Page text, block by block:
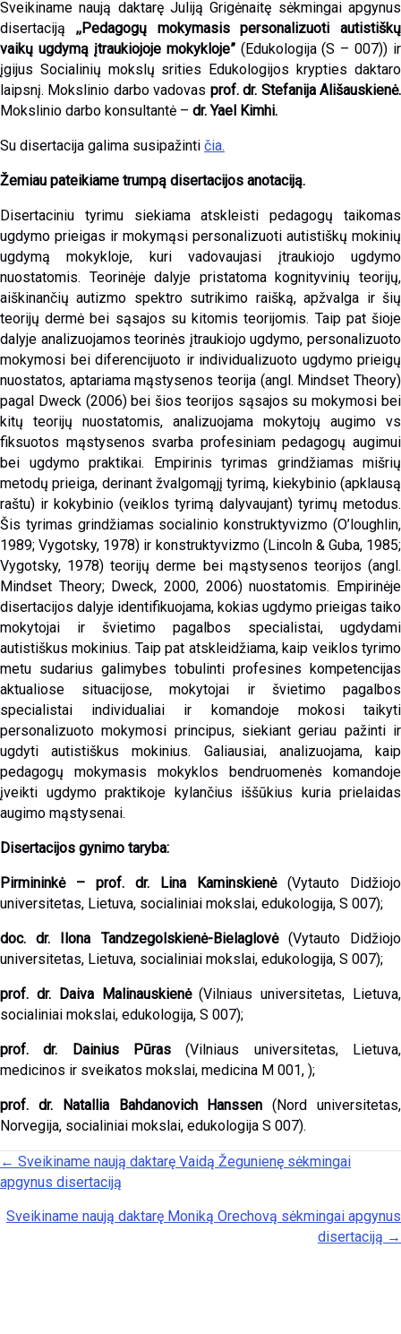
Sveikiname naują daktarę Juliją Grigėnaitę sėkmingai apgynus
disertaciją ,,Pedagogų mokymasis personalizuoti autistiškų
vaikų ugdymą įtraukiojoje mokykloje”(Edukologija (S – 007)) ir
įgijus Socialinių mokslų srities Edukologijos krypties daktaro
laipsnį. Mokslinio darbo vadovas prof. dr. Stefanija Ališauskienė.
Mokslinio darbo konsultantė – dr. Yael Kimhi.
Su disertacija galima susipažinti čia.
Žemiau pateikiame trumpą disertacijos anotaciją.
Disertaciniu tyrimu siekiama atskleisti pedagogų taikomas
ugdymo prieigas ir mokymąsi personalizuoti autistiškų mokinių
ugdymą mokykloje, kuri vadovaujasi įtraukiojo ugdymo
nuostatomis. Teorinėje dalyje pristatoma kognityvinių teorijų,
aiškinančių autizmo spektro sutrikimo raišką, apžvalga ir šių
teorijų dermė bei sąsajos su kitomis teorijomis. Taip pat šioje
dalyje analizuojamos teorinės įtraukiojo ugdymo, personalizuoto
mokymosi bei diferencijuoto ir individualizuoto ugdymo prieigų
nuostatos, aptariama mąstysenos teorija (angl. Mindset Theory)
pagal Dweck (2006) bei šios teorijos sąsajos su mokymosi bei
kitų teorijų nuostatomis, analizuojama mokytojų augimo vs
fiksuotos mąstysenos svarba profesiniam pedagogų augimui
bei ugdymo praktikai. Empirinis tyrimas grindžiamas mišrių
metodų prieiga, derinant žvalgomąjį tyrimą, kiekybinio (apklausą
raštu) ir kokybinio (veiklos tyrimą dalyvaujant) tyrimų metodus.
Šis tyrimas grindžiamas socialinio konstruktyvizmo (O’loughlin,
1989; Vygotsky, 1978) ir konstruktyvizmo (Lincoln & Guba, 1985;
Vygotsky, 1978) teorijų derme bei mąstysenos teorijos (angl.
Mindset Theory; Dweck, 2000, 2006) nuostatomis. Empirinėje
disertacijos dalyje identifikuojama, kokias ugdymo prieigas taiko
mokytojai ir švietimo pagalbos specialistai, ugdydami
autistiškus mokinius. Taip pat atskleidžiama, kaip veiklos tyrimo
metu sudarius galimybes tobulinti profesines kompetencijas
aktualiose situacijose, mokytojai ir švietimo pagalbos
specialistai individualiai ir komandoje mokosi taikyti
personalizuoto mokymosi principus, siekiant geriau pažinti ir
ugdyti autistiškus mokinius. Galiausiai, analizuojama, kaip
pedagogų mokymasis mokyklos bendruomenės komandoje
įveikti ugdymo praktikoje kylančius iššūkius kuria prielaidas
augimo mąstysenai.
Disertacijos gynimo taryba:
Pirmininkė – prof. dr. Lina Kaminskienė(Vytauto Didžiojo
universitetas, Lietuva, socialiniai mokslai, edukologija, S 007);
doc. dr. Ilona Tandzegolskienė-Bielaglovė(Vytauto Didžiojo
universitetas, Lietuva, socialiniai mokslai, edukologija, S 007);
prof. dr. Daiva Malinauskienė(Vilniaus universitetas, Lietuva,
socialiniai mokslai, edukologija, S 007);
prof. dr. Dainius Pūras (Vilniaus universitetas, Lietuva,
medicinos ir sveikatos mokslai, medicina M 001, );
prof. dr. Natallia Bahdanovich Hanssen (Nord universitetas,
Norvegija, socialiniai mokslai, edukologija S 007).
Posts navigation
← Sveikiname naują daktarę Vaidą Žegunienę sėkmingai
apgynus disertaciją
Sveikiname naują daktarę Moniką Orechovą sėkmingai apgynus
disertaciją →